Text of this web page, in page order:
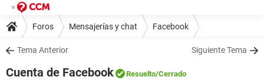
Foros Mensajerías y chat Facebook
Tema Anterior Siguiente Tema
Cuenta de Facebook Resuelto/Cerrado